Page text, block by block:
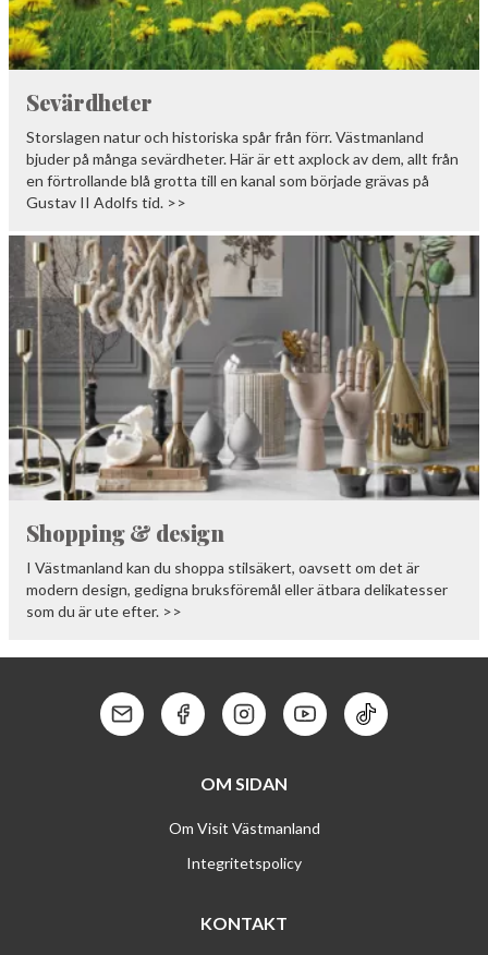
Sevärdheter
Storslagen natur och historiska spår från förr. Västmanland
bjuder på många sevärdheter. Här är ett axplock av dem, allt från
en förtrollande blå grotta till en kanal som började grävas på
Gustav II Adolfs tid. >>
Shopping & design
I Västmanland kan du shoppa stilsäkert, oavsett om det är
modern design, gedigna bruksföremål eller ätbara delikatesser
som du är ute efter. >>
Kontakt: MailKontakt: Facebook
Kontakt: Instagram
Kontakt: Youtube
Kontakt: Tik
OM SIDAN
Om Visit Västmanland
Integritetspolicy
KONTAKT